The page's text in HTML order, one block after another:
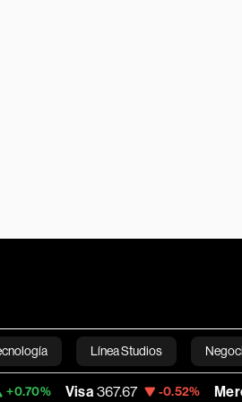
Línea Studios
English
Visa 367.67 -0.52%